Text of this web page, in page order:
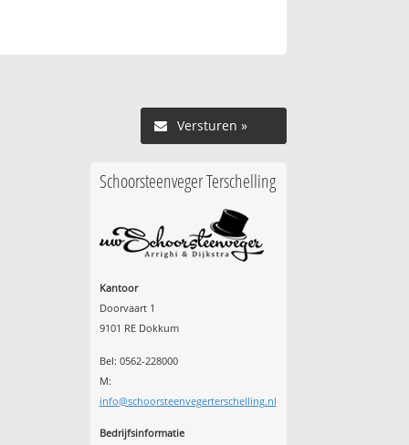
Versturen »
Schoorsteenveger Terschelling
Kantoor
Doorvaart 1
9101 RE Dokkum
Bel: 0562-228000
M:
info@schoorsteenvegerterschelling.nl
Bedrijfsinformatie